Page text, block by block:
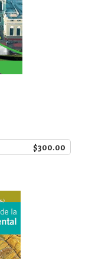
$300.00